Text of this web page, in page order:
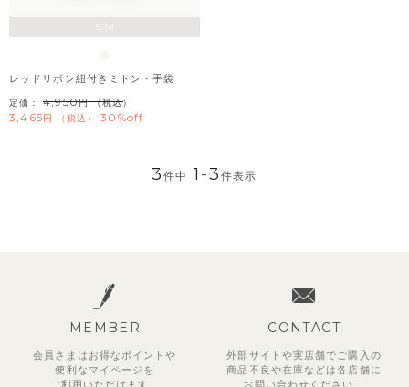
S/M
レッドリボン紐付きミトン・手袋
定価： 4,950 （税込）
3,465 税込 30%off
3件中 1 -3 件表示
MEMBER
会員さまはお得なポイントや
便利な マイページを
ご利用いただけます。
CONTACT
外部サイトや実店舗でご購入の
商品不良や在庫などは各店舗に
お問い合わせください。